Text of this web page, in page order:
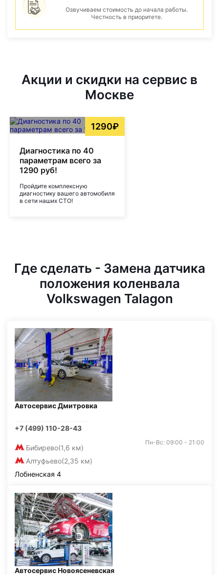
Озвучиваем стоимость до начала работы.
Честность в приоритете.
Акции и скидки на сервис в
Москве
1290₽
Диагностика по 40
параметрам всего за
1290 руб!
Пройдите комплексную
диагностику вашего автомобиля
в сети наших СТО!
Где сделать - Замена датчика
положения коленвала
Volkswagen Talagon
Автосервис Дмитровка
+7 (499) 110-28-43
Бибирево(1,6 км)
Алтуфьево(2,35 км)
Пн-Вс: 09:00 - 21:00
Лобненская 4
Автосервис Новоясеневская